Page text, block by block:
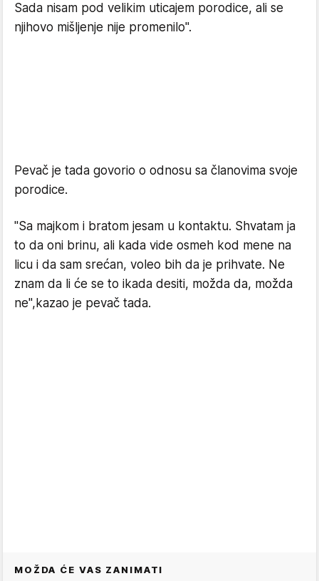
Sada nisam pod velikim uticajem porodice, ali se
njihovo mišljenje nije promenilo".
Pevač je tada govorio o odnosu sa članovima svoje
porodice.
"Sa majkom i bratom jesam u kontaktu. Shvatam ja
to da oni brinu, ali kada vide osmeh kod mene na
licu i da sam srećan, voleo bih da je prihvate. Ne
znam da li će se to ikada desiti, možda da, možda
ne",kazao je pevač tada.
MOŽDA ĆE VAS ZANIMATI